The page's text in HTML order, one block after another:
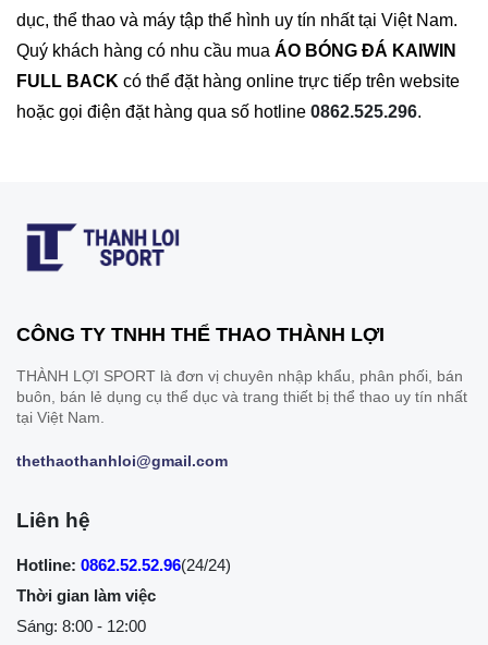
dục, thể thao và máy tập thể hình uy tín nhất tại Việt Nam.
Quý khách hàng có nhu cầu mua ÁO BÓNG ĐÁ KAIWIN
FULL BACK có thể đặt hàng online trực tiếp trên website
hoặc gọi điện đặt hàng qua số hotline 0862.525.296.
CÔNG TY TNHH THỂ THAO THÀNH LỢI
THÀNH LỢI SPORT là đơn vị chuyên nhập khẩu, phân phối, bán
buôn, bán lẻ dụng cụ thể dục và trang thiết bị thể thao uy tín nhất
tại Việt Nam.
thethaothanhloi@gmail.com
Liên hệ
Hotline: 0862.52.52.96(24/24)
Thời gian làm việc
Sáng: 8:00 - 12:00